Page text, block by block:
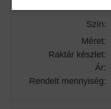
Szín:
Méret:
Raktár készlet:
Ár:
Rendelt mennyiség: